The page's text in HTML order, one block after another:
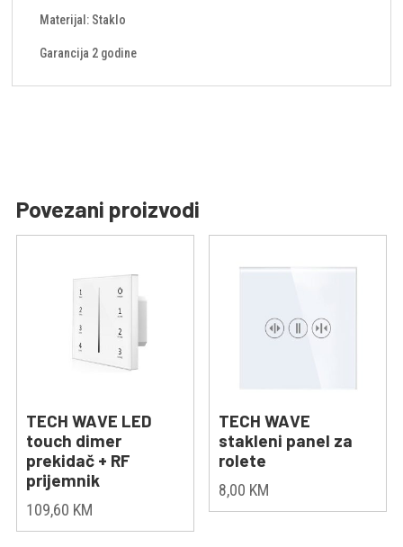
Materijal: Staklo
Garancija 2 godine
Povezani proizvodi
TECH WAVE LED
touch dimer
prekidač + RF
prijemnik
109,60 KM
TECH WAVE
stakleni panel za
rolete
8,00 KM